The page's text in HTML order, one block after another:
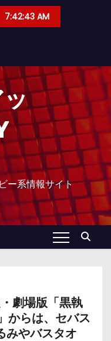
7:42:44 AM
ー系情報サイト
劇場版「黒執
らは、セバス
みやバスタオ